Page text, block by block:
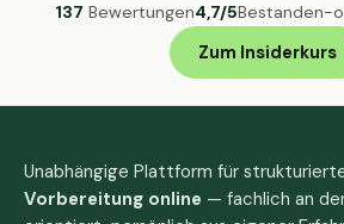
137 Bewertungen4,7/5Bestanden-
Zum Insiderkurs
Unabhängige Plattform für
Vorbereitung online — fachlich an